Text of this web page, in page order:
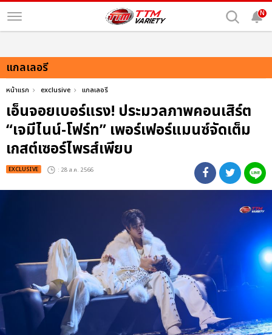
N
แกลเลอรี
หน้าแรก exclusive แกลเลอรี
เอ็นจอยเบอร์แรง! ประมวลภาพคอนเสิร์ต
“เจมีไนน์-โฟร์ท” เพอร์เฟอร์แมนซ์จัดเต็ม
เกสต์เซอร์ไพรส์เพียบ
EXCLUSIVE : 28 ส.ค. 2566